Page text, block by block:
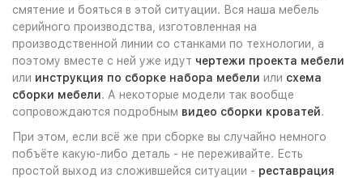
смятение и бояться в этой ситуации. Вся наша мебель
серийного производства, изготовленная на
производственной линии со станками по технологии, а
поэтому вместе с ней уже идут чертежи проекта мебели
или инструкция по сборке набора мебели или схема
сборки мебели. А некоторые модели так вообще
сопровождаются подробным видео сборки кроватей.
При этом, если всё же при сборке вы случайно немного
побъёте какую-либо деталь - не переживайте. Есть
простой выход из сложившейся ситуации - реставрация